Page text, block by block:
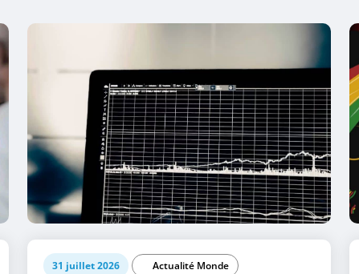
31 juillet 2026
Actualité Monde